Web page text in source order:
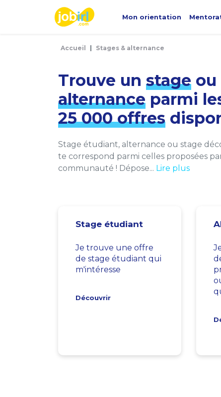
Mon orientation
Accueil Stages & alternance
Trouve un stage ou
alternance parmi
25 000 offres
Stage étudiant, alternance ou stage
te correspond parmi celles proposées
communauté ! Dépose... Lire plus
Stage étudiant
Je trouve une offre
de stage étudiant qui
m'intéresse
Découvrir
Panneau de gestion des cookies